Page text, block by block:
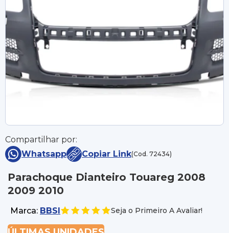
Compartilhar por:
Whatsapp
Copiar Link(Cod. 72434)
Parachoque Dianteiro Touareg 2008
2009 2010
Marca: BBSI Seja o Primeiro A Avaliar!